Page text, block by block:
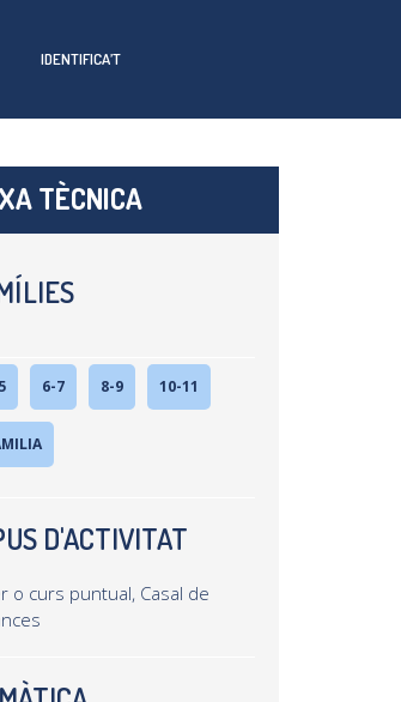
IDENTIFICA’T
TÈCNICA
6-7 8-9 10-11
D'ACTIVITAT
o curs puntual, Casal de